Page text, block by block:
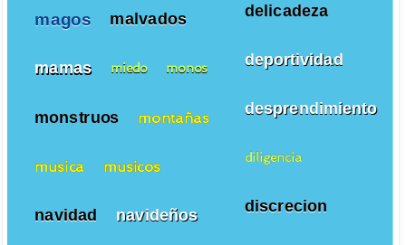
delicadeza
deportividad
desprendimiento
diligencia
discrecion
magos malvados
mamas miedo monos
monstruos montañas
musica musicos
navidad navideños